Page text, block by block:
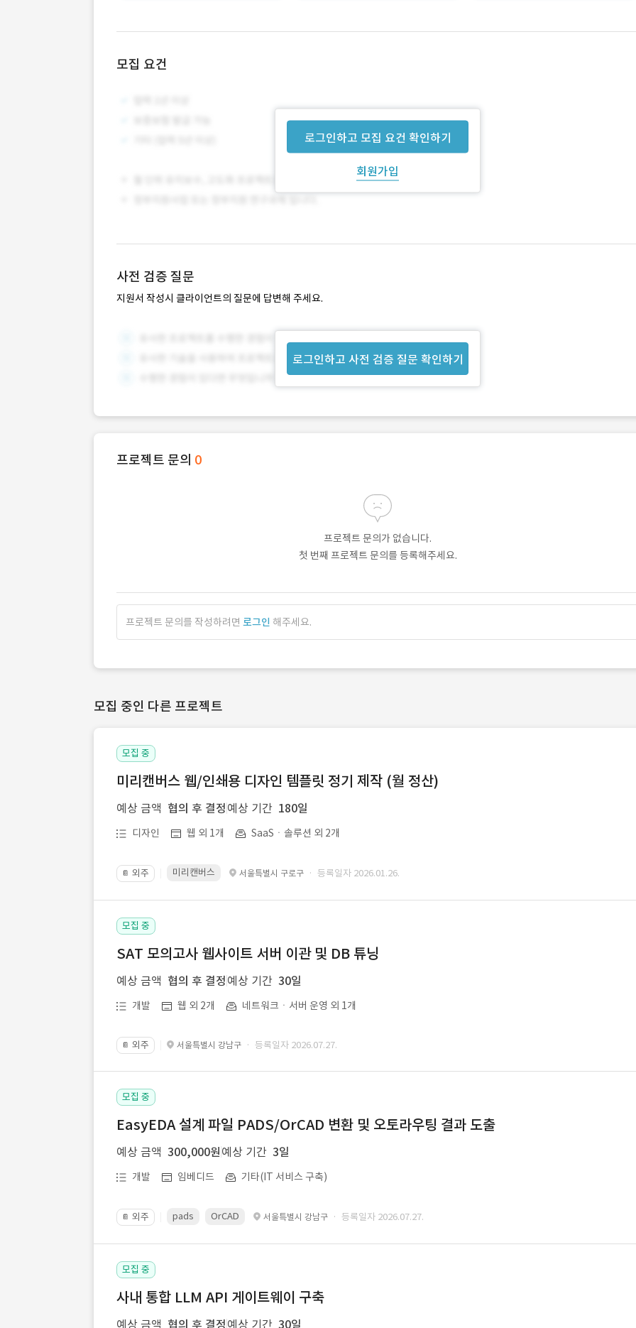
모집 요건
로그인하고 모집 요건 확인하기
회원가입
사전 검증 질문
지원서 작성시 클라이언트의 질문에 답변해 주세요.
로그인하고 사전 검증 질문 확인하기
프로젝트 문의 0
프로젝트 문의가 없습니다.
첫 번째 프로젝트 문의를 등록해주세요.
프로젝트 문의를 작성하려면 로그인 해주세요.
모집 중인 다른 프로젝트
모집 중
미리캔버스 웹/인쇄용 디자인 템플릿 정기 제작 (월 정산)
예상 금액 협의 후 결정 예상 기간 180일
디자인 웹 외 1개 SaaSㆍ솔루션 외 2개
📔 외주 미리캔버스 서울특별시 구로구 · 등록일자 2026.01.26.
모집 중
SAT 모의고사 웹사이트 서버 이관 및 DB 튜닝
예상 금액 협의 후 결정 예상 기간 30일
개발 웹 외 2개 네트워크ㆍ서버 운영 외 1개
📔 외주 서울특별시 강남구 · 등록일자 2026.07.27.
모집 중
EasyEDA 설계 파일 PADS/OrCAD 변환 및 오토라우팅 결과 도출
예상 금액 300,000원 예상 기간 3일
개발 임베디드 기타(IT 서비스 구축)
📔 외주 pads OrCAD 서울특별시 강남구 · 등록일자 2026.07.27.
모집 중
사내 통합 LLM API 게이트웨이 구축
예상 금액 협의 후 결정 예상 기간 30일